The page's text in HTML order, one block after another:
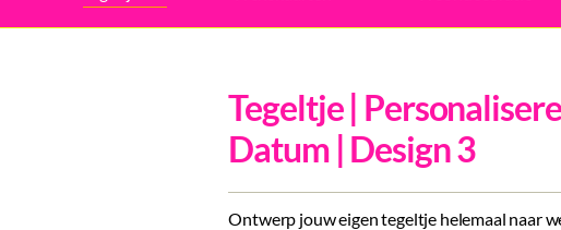
Tegeltje |
Datum | Design 3
Ontwerp jouw eigen tegeltje helemaal naar